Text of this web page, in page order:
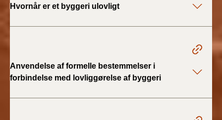
BR18 (10/3-30/6
BR18 (4/7-31/12
2019)
Hvornår er et byggeri ulovligt
Anvendelse af formelle bestemmelser i
forbindelse med lovliggørelse af byggeri